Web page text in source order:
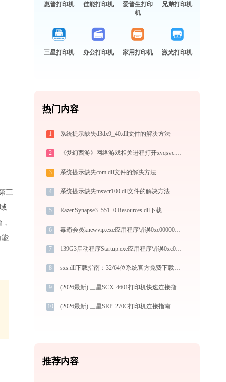
三
惠普打印机 佳能打印机
爱普生打印
机
兄弟打印机
三星打印机 办公打印机 家用打印机 激光打印机
热门内容
1 系统提示缺失d3dx9_40.dll文件的解决方法
2 《梦幻西游》网络游戏相关进程打开xyqsvc.exe提示0xc0000043错误码怎么办
3 系统提示缺失com.dll文件的解决方法
4 系统提示缺失msvcr100.dll文件的解决方法
5 Razer.Synapse3_551_0.Resources.dll下载
6 毒霸会员knewvip.exe应用程序错误0xc0000022解决方法
7 139G3启动程序Startup.exe应用程序错误0xc0000005解决方法
8 sxs.dll下载指南：32/64位系统官方免费下载与安装教程
9 (2026最新) 三星SCX-4601打印机快速连接指南-金山毒霸
10 (2026最新) 三星SRP-270C打印机连接指南 - 金山毒霸
推荐内容